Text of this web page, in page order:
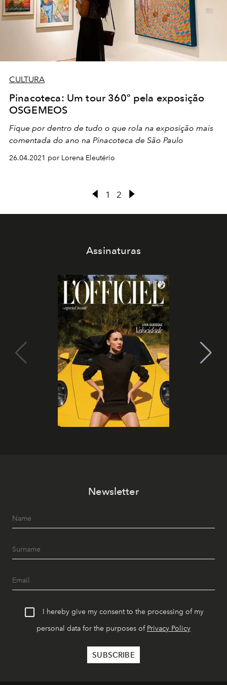
CULTURA
Pinacoteca: Um tour 360º pela exposição
OSGEMEOS
Fique por dentro de tudo o que rola na exposição mais
comentada do ano na Pinacoteca de São Paulo
26.04.2021 por Lorena Eleutério
1 2
Assinaturas
Newsletter
I hereby give my consent to the processing of my
personal data for the purposes of Privacy Policy